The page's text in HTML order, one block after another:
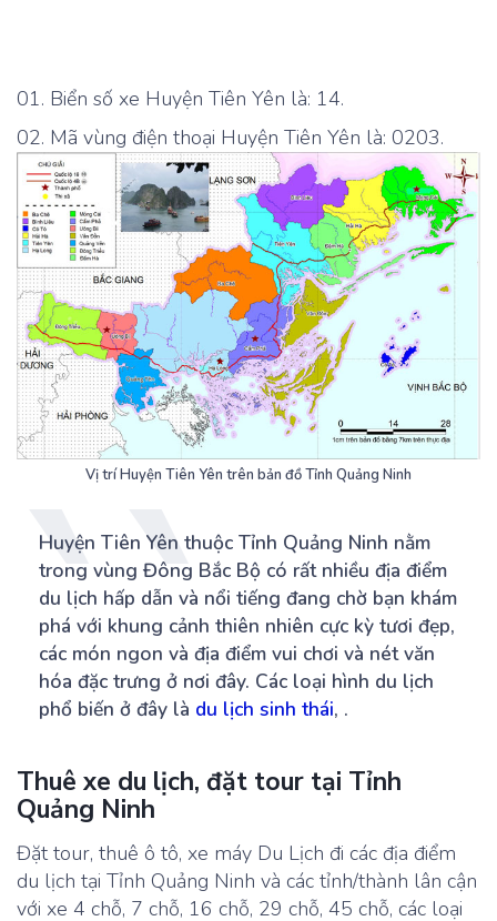
Biển số xe Huyện Tiên Yên là: 14.
Mã vùng điện thoại Huyện Tiên Yên là: 0203.
Vị trí Huyện Tiên Yên trên bản đồ Tỉnh Quảng Ninh
Huyện Tiên Yên thuộc Tỉnh Quảng Ninh nằm
trong vùng Đông Bắc Bộ có rất nhiều địa điểm
du lịch hấp dẫn và nổi tiếng đang chờ bạn khám
phá với khung cảnh thiên nhiên cực kỳ tươi đẹp,
các món ngon và địa điểm vui chơi và nét văn
hóa đặc trưng ở nơi đây. Các loại hình du lịch
phổ biến ở đây là du lịch sinh thái, .
Thuê xe du lịch, đặt tour tại Tỉnh
Quảng Ninh
Đặt tour, thuê ô tô, xe máy Du Lịch đi các địa điểm
du lịch tại Tỉnh Quảng Ninh và các tỉnh/thành lân cận
với xe 4 chỗ, 7 chỗ, 16 chỗ, 29 chỗ, 45 chỗ, các loại